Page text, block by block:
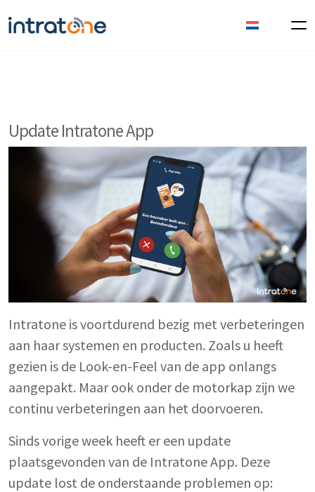
Update Intratone App
Intratone is voortdurend bezig met verbeteringen
aan haar systemen en producten. Zoals u heeft
gezien is de Look-en-Feel van de app onlangs
aangepakt. Maar ook onder de motorkap zijn we
continu verbeteringen aan het doorvoeren.
Sinds vorige week heeft er een update
plaatsgevonden van de Intratone App. Deze
update lost de onderstaande problemen op: